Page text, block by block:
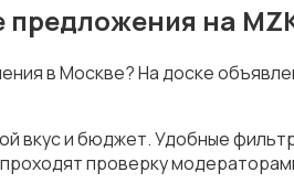
предложения на
в Москве? На доске
вкус и бюджет. Удобные
проверку